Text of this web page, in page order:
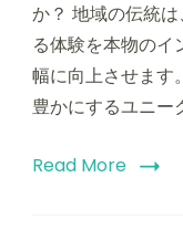
か？ 地域の伝統
る体験を本物のイ
幅に向上させます
豊かにするユニー
Read More